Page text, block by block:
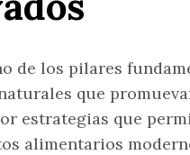
de los pilares
que
estrategias que
alimentarios